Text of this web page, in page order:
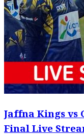
Jaffna Kings vs
Final Live